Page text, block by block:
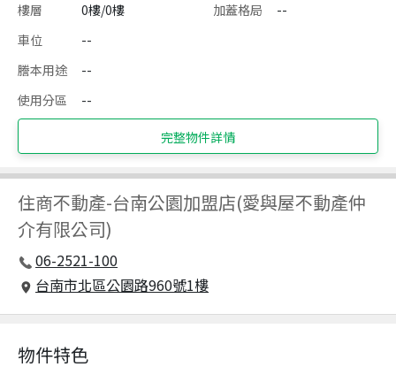
樓層
0樓/0樓 加蓋格局
--
車位
--
謄本用途
--
使用分區
--
完整物件詳情
住商不動產-台南公園加盟店(愛與屋不動產仲
介有限公司)
06-2521-100
台南市北區公園路960號1樓
物件特色